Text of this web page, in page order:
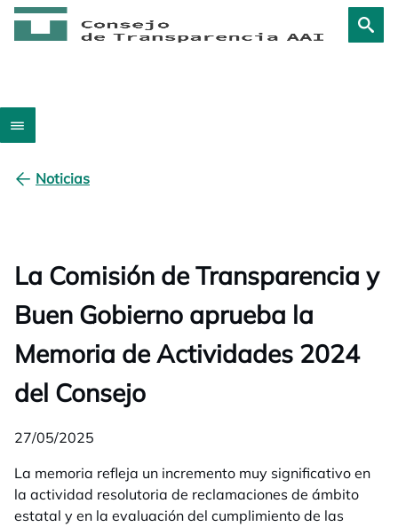
Noticias
La Comisión de Transparencia y
Buen Gobierno aprueba la
Memoria de Actividades 2024
del Consejo
27/05/2025
La memoria refleja un incremento muy significativo en
la actividad resolutoria de reclamaciones de ámbito
estatal y en la evaluación del cumplimiento de las